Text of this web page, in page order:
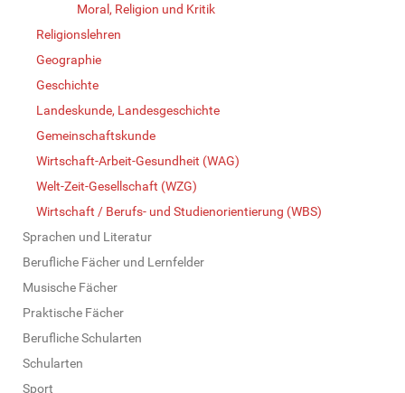
Moral, Religion und Kritik
Religionslehren
Geographie
Geschichte
Landeskunde, Landesgeschichte
Gemeinschaftskunde
Wirtschaft-Arbeit-Gesundheit (WAG)
Welt-Zeit-Gesellschaft (WZG)
Wirtschaft / Berufs- und Studienorientierung (WBS)
Sprachen und Literatur
Berufliche Fächer und Lernfelder
Musische Fächer
Praktische Fächer
Berufliche Schularten
Schularten
Sport